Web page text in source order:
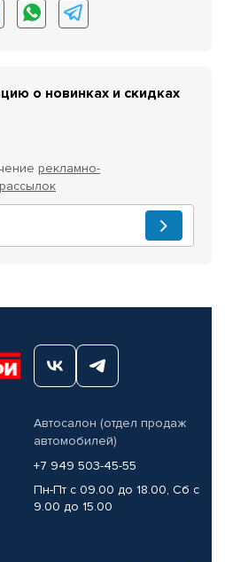
о новинках и скидках
рекламно-
Автосалон (отдел продаж
автомобилей)
+7 949 503-45-55
Пн-Пт с 09.00 до 18.00, Сб с
9.00 до 15.00